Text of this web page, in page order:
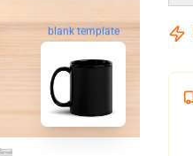
blank template